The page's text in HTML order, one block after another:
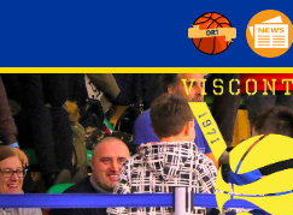
content